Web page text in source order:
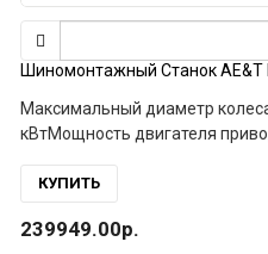
Шиномонтажный Станок
Максимальный диаметр колеса: 1500 ммУровень шума: 70 дБМощность двигателя гидравлического привода (380В/50Гц/
КУПИТЬ
239949.00р.